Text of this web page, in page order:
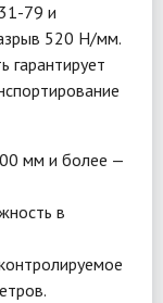
79 и
520 Н/мм.
гарантирует
мм и более —
в